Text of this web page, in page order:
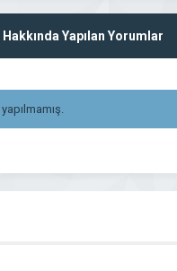
Hakkında Yapılan Yorumlar